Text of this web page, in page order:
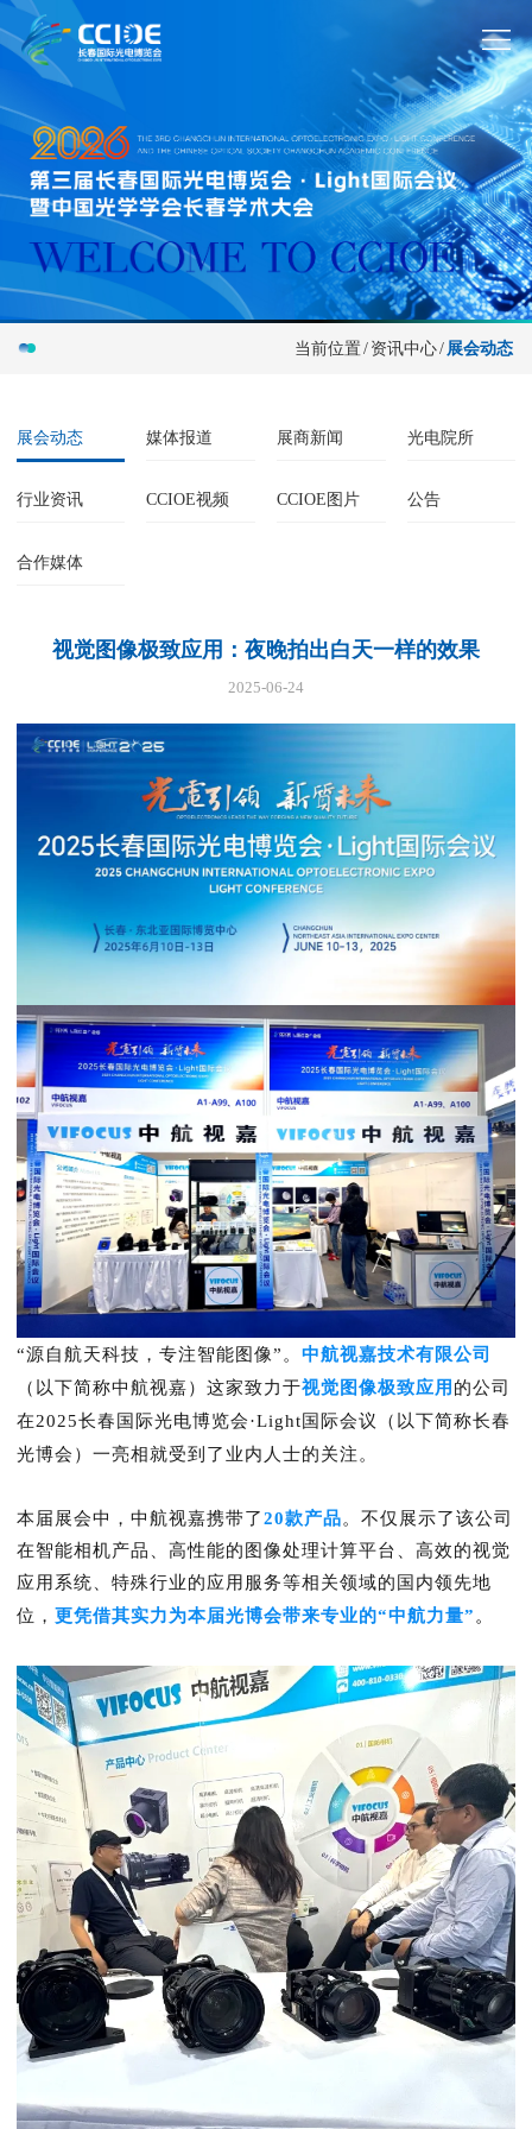
当前位置/资讯中心/展会动态
展会动态 媒体报道 展商新闻 光电院所
行业资讯 CCIOE视频 CCIOE图片 公告
合作媒体
视觉图像极致应用：夜晚拍出白天一样的效果
2025-06-24
“源自航天科技，专注智能图像”。 中航视嘉技术有限公司
（以下简称中航视嘉）这家致力于视觉图像极致应用 的公司
在2025长春国际光电博览会·Light国际会议（以下简称长春
光博会）一亮相就受到了业内人士的关注。
本届展会中，中航视嘉携带了20款产品。不仅展示了该公司
在智能相机产品、高性能的图像处理计算平台、高效的视觉
应用系统、特殊行业的应用服务等相关领域的国内领先地
位， 更凭借其实力为本届光博会带来专业的“中航力量” 。